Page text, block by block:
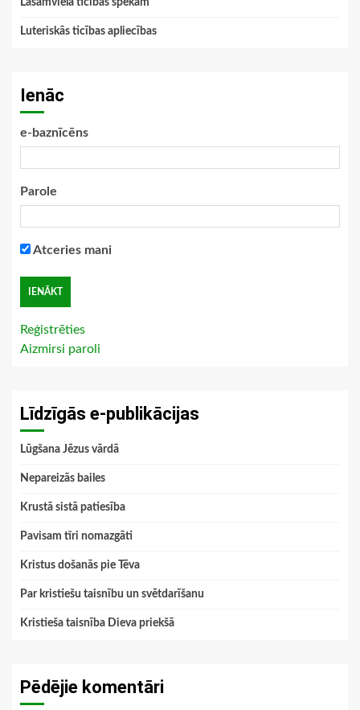
Lasāmviela ticības spēkam
Luteriskās ticības apliecības
Ienāc
e-baznīcēns
Parole
Atceries mani
Reģistrēties
Aizmirsi paroli
Līdzīgās e-publikācijas
Lūgšana Jēzus vārdā
Nepareizās bailes
Krustā sistā patiesība
Pavisam tīri nomazgāti
Kristus došanās pie Tēva
Par kristiešu taisnību un svētdarīšanu
Kristieša taisnība Dieva priekšā
Pēdējie komentāri